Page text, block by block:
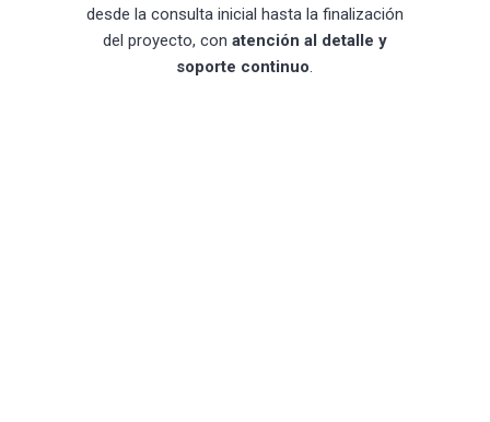
desde la consulta inicial hasta la finalización
del proyecto, con atención al detalle y
soporte continuo.